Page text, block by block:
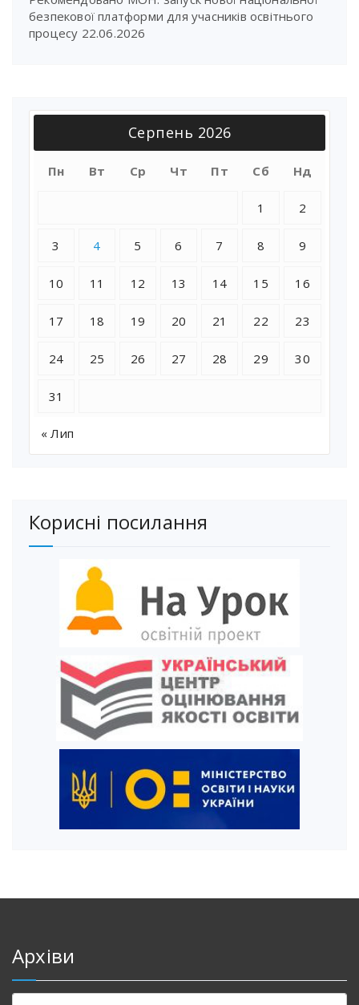
безпекової платформи для учасників освітнього
процесу 22.06.2026
Серпень 2026
Пн Вт Ср Чт Пт Сб Нд
1 2
3 4 5 6 7 8 9
10 11 12 13 14 15 16
17 18 19 20 21 22 23
24 25 26 27 28 29 30
31
« Лип
Корисні посилання
Архіви
Архіви